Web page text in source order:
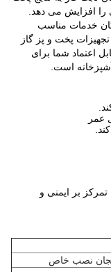
افزایش می دهد.
خدمات مناسب
پخت و پز گاز
اعتماد شما برای
است.
عمر
بر ایمنی و
نصب خاص